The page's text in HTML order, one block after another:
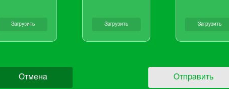
Загрузить Загрузить Загрузить
Отмена Отправить